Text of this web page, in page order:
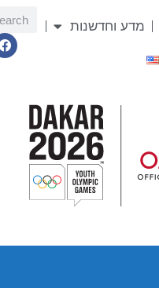
מדע וחדשנות